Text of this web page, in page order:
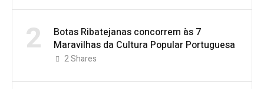
2
Botas Ribatejanas concorrem às 7
Maravilhas da Cultura Popular Portuguesa
2Shares